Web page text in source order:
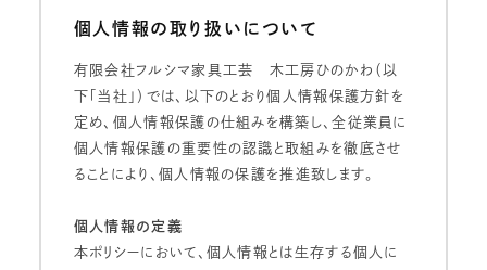
個人情報の取り扱いについて
有限会社フルシマ家具工芸 木工房ひのかわ（以
下「当社」）では、以下のとおり個人情報保護方針を
定め、個人情報保護の仕組みを構築し、全従業員に
個人情報保護の重要性の認識と取組みを徹底させ
ることにより、個人情報の保護を推進致します。
個人情報の定義
本ポリシーにおいて、個人情報とは生存する個人に